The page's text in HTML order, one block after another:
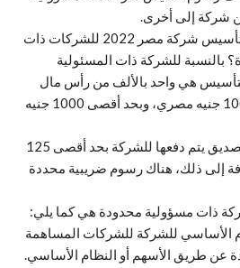
شركة إلى أخرى.
ولكن ما هي رسوم تأسيس شركة مصر 2022 للشركات ذات
بالنسبة للشركة ذات المسئولية
هي واحد بالألف من رأس مال
الشركة، بحد أدنى 100 جنيه مصري، وبحد أقصى 1000 جنيه
وبالنسبة لرسوم التصديق يتم دفعها للشركة بحد أقصى 125
إلى ذلك، هناك رسوم ضريبية محددة
ذات مسؤولية محدودة هي كما يلي:
الأساسي للشركة للشركات المساهمة
عن طريق الأسهم أو النظام الأساسي.